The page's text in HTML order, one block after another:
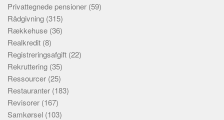
Privattegnede pensioner (59)
Rådgivning (315)
Rækkehuse (36)
Realkredit (8)
Registreringsafgift (22)
Rekruttering (35)
Ressourcer (25)
Restauranter (183)
Revisorer (167)
Samkørsel (103)